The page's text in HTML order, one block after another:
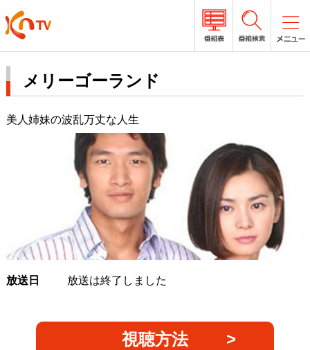
メリーゴーランド
美人姉妹の波乱万丈な人生
放送日 放送は終了しました
視聴方法